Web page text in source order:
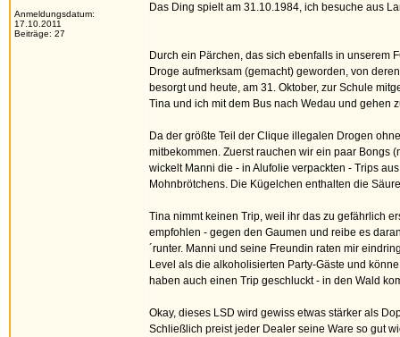
Anmeldungsdatum:
17.10.2011
Beiträge: 27
Das Ding spielt am 31.10.1984, ich besuche aus
Durch ein Pärchen, das sich ebenfalls in unserem
Droge aufmerksam (gemacht) geworden, von
besorgt und heute, am 31. Oktober, zur Schule
Tina und ich mit dem Bus nach Wedau und gehen
Da der größte Teil der Clique illegalen Drogen
mitbekommen. Zuerst rauchen wir ein paar Bongs
wickelt Manni die - in Alufolie verpackten - Trips
Mohnbrötchens. Die Kügelchen enthalten die
Tina nimmt keinen Trip, weil ihr das zu gefährlich
empfohlen - gegen den Gaumen und reibe es
´runter. Manni und seine Freundin raten mir
Level als die alkoholisierten Party-Gäste und
haben auch einen Trip geschluckt - in den Wald
Okay, dieses LSD wird gewiss etwas stärker als
Schließlich preist jeder Dealer seine Ware so gut